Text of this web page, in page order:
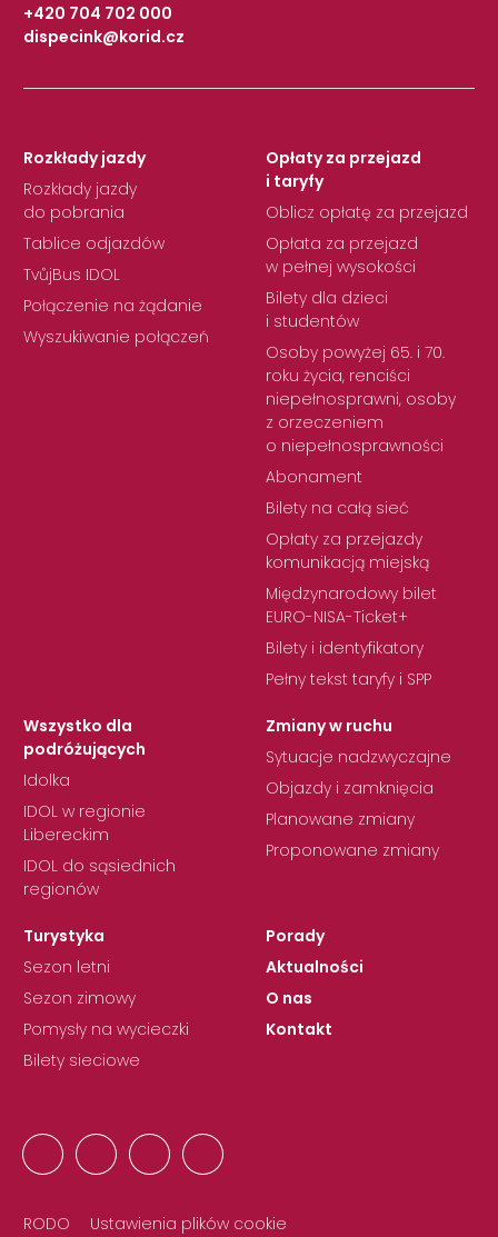
+420 704 702 000
|
dispecink@korid.cz
Rozkłady jazdy
Rozkłady jazdy
do pobrania
Tablice odjazdów
TvůjBus IDOL
Połączenie na żądanie
Wyszukiwanie połączeń
Opłaty za przejazd
i taryfy
Oblicz opłatę za przejazd
Opłata za przejazd
w pełnej wysokości
Bilety dla dzieci
i studentów
Osoby powyżej 65. i 70.
roku życia, renciści
niepełnosprawni, osoby
z orzeczeniem
o niepełnosprawności
Abonament
Bilety na całą sieć
Opłaty za przejazdy
komunikacją miejską
Międzynarodowy bilet
EURO-NISA-Ticket+
Bilety i identyfikatory
Pełny tekst taryfy i SPP
Wszystko dla
podróżujących
Idolka
IDOL w regionie
Libereckim
IDOL do sąsiednich
regionów
Zmiany w ruchu
Sytuacje nadzwyczajne
Objazdy i zamknięcia
Planowane zmiany
Proponowane zmiany
Turystyka
Sezon letni
Sezon zimowy
Pomysły na wycieczki
Bilety sieciowe
Porady
Aktualności
O nas
Kontakt
RODO Ustawienia plików cookie